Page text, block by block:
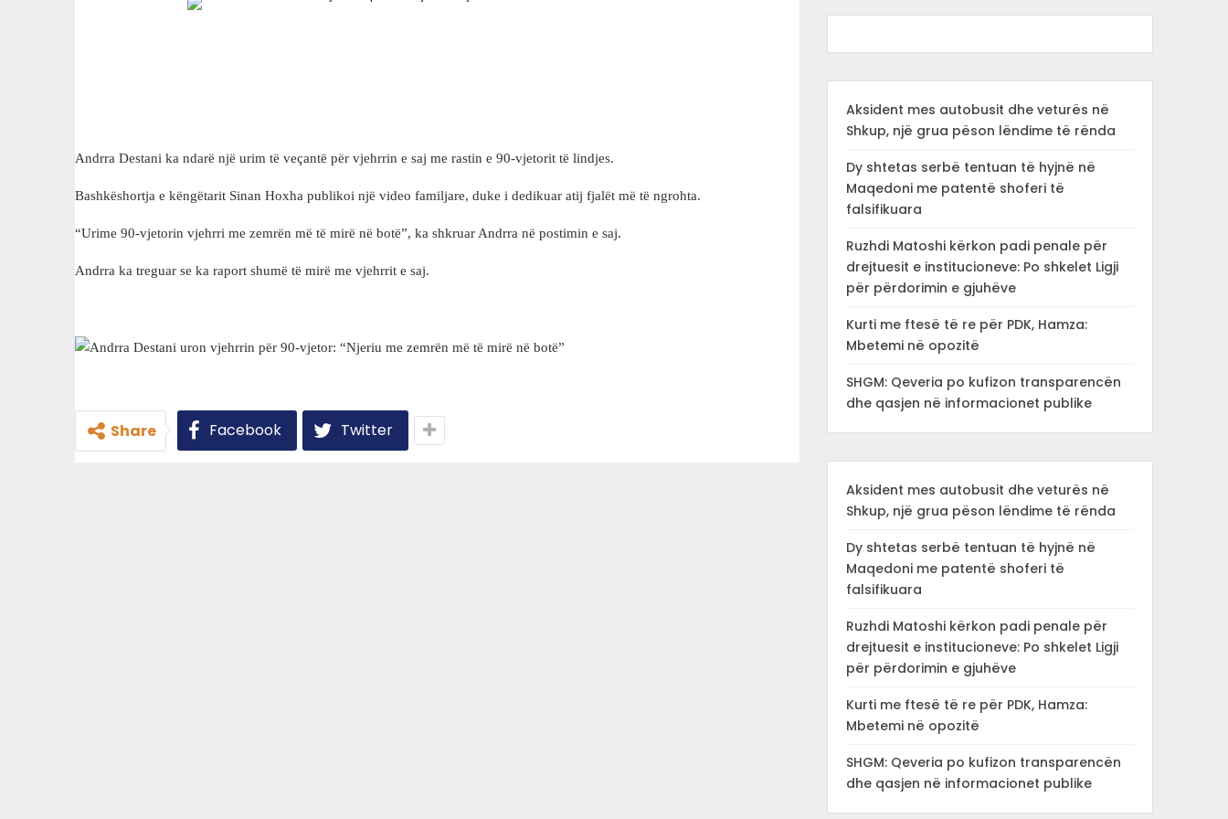
Andrra Destani ka ndarë një urim të veçantë për vjehrrin e saj me rastin e 90-vjetorit të lindjes.
Bashkëshortja e këngëtarit Sinan Hoxha publikoi një video familjare, duke i dedikuar atij fjalët më të ngrohta.
“Urime 90-vjetorin vjehrri me zemrën më të mirë në botë”, ka shkruar Andrra në postimin e saj.
Andrra ka treguar se ka raport shumë të mirë me vjehrrit e saj.
Share Facebook Twitter
Aksident mes autobusit dhe veturës në
Shkup, një grua pëson lëndime të rënda
Dy shtetas serbë tentuan të hyjnë në
Maqedoni me patentë shoferi të
falsifikuara
Ruzhdi Matoshi kërkon padi penale për
drejtuesit e institucioneve: Po shkelet Ligji
për përdorimin e gjuhëve
Kurti me ftesë të re për PDK, Hamza:
Mbetemi në opozitë
SHGM: Qeveria po kufizon transparencën
dhe qasjen në informacionet publike
Aksident mes autobusit dhe veturës në
Shkup, një grua pëson lëndime të rënda
Dy shtetas serbë tentuan të hyjnë në
Maqedoni me patentë shoferi të
falsifikuara
Ruzhdi Matoshi kërkon padi penale për
drejtuesit e institucioneve: Po shkelet Ligji
për përdorimin e gjuhëve
Kurti me ftesë të re për PDK, Hamza:
Mbetemi në opozitë
SHGM: Qeveria po kufizon transparencën
dhe qasjen në informacionet publike